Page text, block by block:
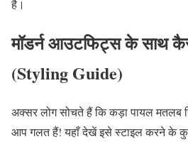
है।
मॉडर्न आउटफिट्स के साथ
(Styling Guide)
अक्सर लोग सोचते हैं कि कड़ा पायल मतलब
आप गलत हैं! यहाँ देखें इसे स्टाइल करने के